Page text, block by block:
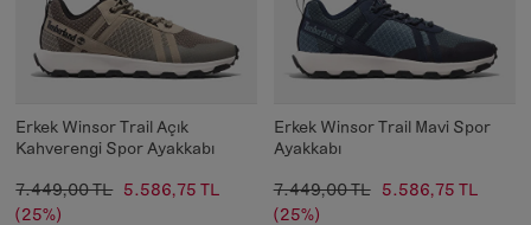
Erkek Winsor Trail Açık
Kahverengi Spor Ayakkabı
7.449,00 TL 5.586,75 TL
(25%)
Erkek Winsor Trail Mavi Spor
Ayakkabı
7.449,00 TL
5.586,75 TL
(25%)